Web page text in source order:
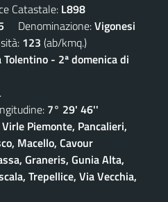
Catastale: L898
Denominazione:Vigonesi
123 (ab/kmq.)
Tolentino - 2ª domenica di
7° 29' 46''
Piemonte, Pancalieri,
Macello, Cavour
Graneris, Gunia Alta,
Trepellice, Via Vecchia,